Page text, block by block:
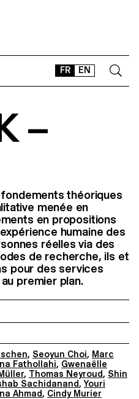
FR EN
SHOP
Instagram
Facebook
LinkedIn
Vimeo
–
théoriques
menée en
en propositions
humaine des
réelles via des
de recherche, ils et
pour des services
premier plan.
, Seoyun Choi, Marc
Fathollahi, Gwenaëlle
, Thomas Neyroud, Shin
Sachidanand,Youri
Ahmad, Cindy Murier